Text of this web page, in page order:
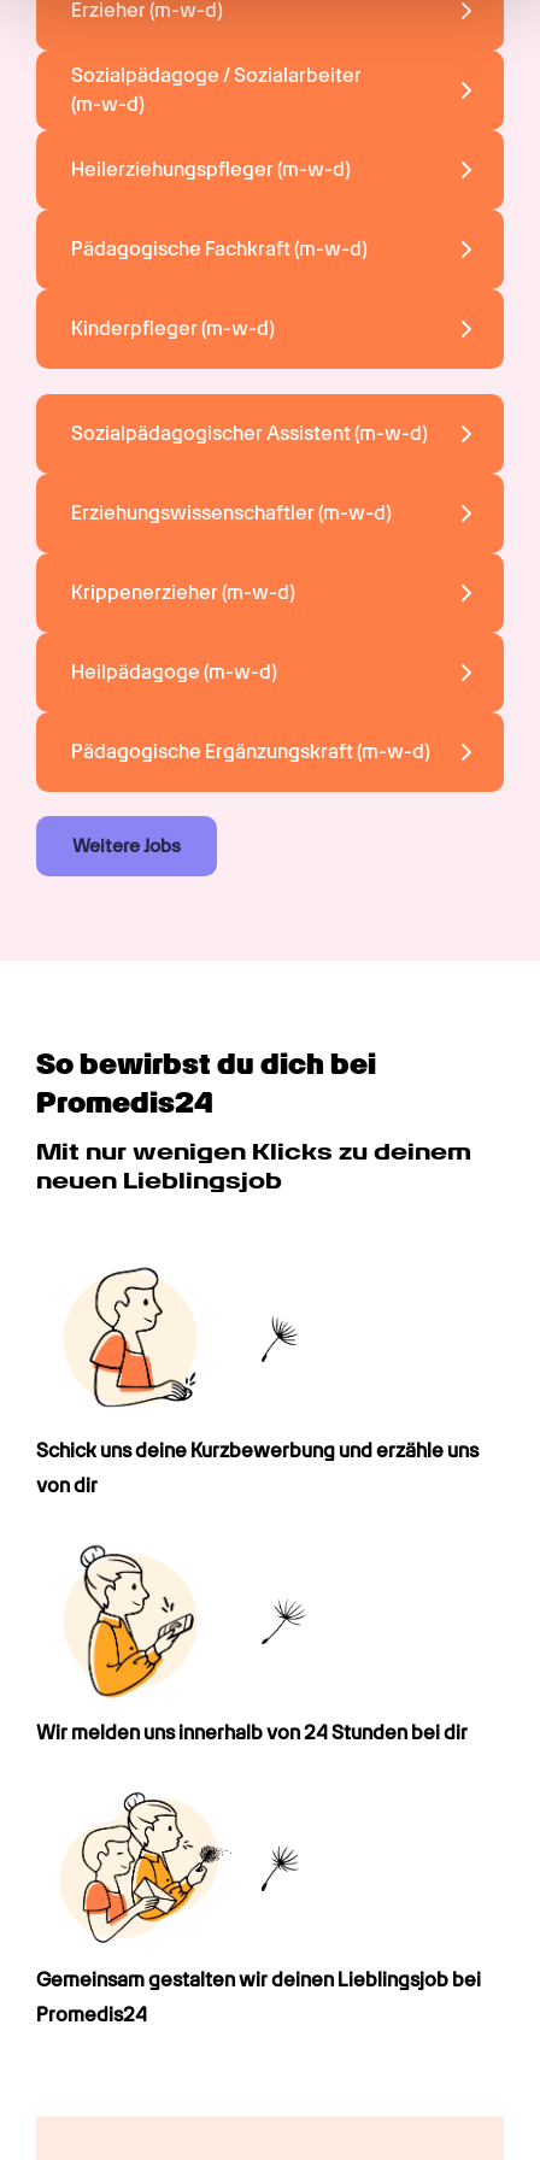
gesammelt haben.
Erzieher (m-w-d)
(m-w-d)
Heilerziehungspfleger (m-w-d)
Pädagogische Fachkraft (m-w-d)
Kinderpfleger (m-w-d)
Sozialpädagogischer Assistent (m-w-d)
Erziehungswissenschaftler (m-w-d)
Krippenerzieher (m-w-d)
Heilpädagoge (m-w-d)
Pädagogische Ergänzungskraft (m-w-d)
Weitere Jobs
So bewirbst du dich bei
Promedis24
Mit nur wenigen Klicks zu deinem
neuen Lieblingsjob
Schick uns deine Kurz­bewerbung und erzähle uns
von dir
Wir melden uns innerhalb von 24 Stunden bei dir
Gemeinsam gestalten wir deinen Lieblings­job bei
Promedis24